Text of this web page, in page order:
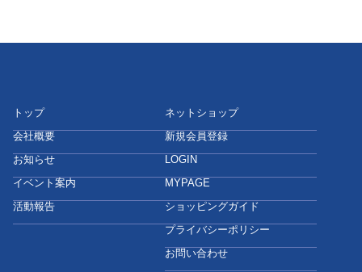
トップ
ネットショップ
会社概要
新規会員登録
お知らせ
LOGIN
イベント案内
MYPAGE
活動報告
ショッピングガイド
プライバシーポリシー
お問い合わせ